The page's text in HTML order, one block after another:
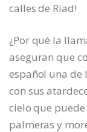
calles de Riad!
¿Por qué la
aseguran que
español una de
con sus
cielo que
palmeras y